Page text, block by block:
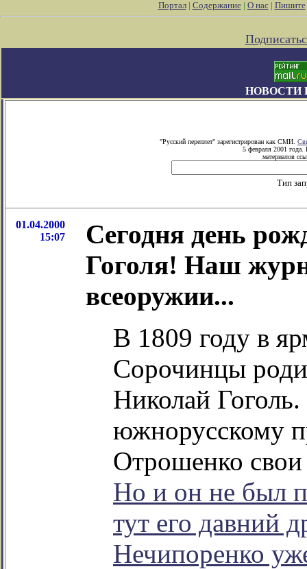
Портал| Содержание| О нас| Пишите
НОВОСТИ
"Русский переплет" зарегистрирован как СМИ.
5 февраля 2001 года.
материалов
Тип
01.04.2000
15:07
Сегодня день
Гоголя! Наш
всеоружии...
В 1809 году в
Сорочинцы
Николай
южнорусскому
Отрошенко
Но и он не был
тут его давний
Нечипоренко